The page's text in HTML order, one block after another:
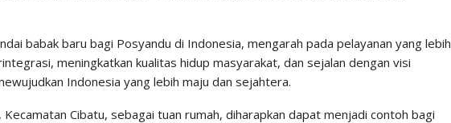
babak baru bagi Posyandu di Indonesia, mengarah pada pelayanan yang lebih
meningkatkan kualitas hidup masyarakat, dan sejalan dengan visi
Indonesia yang lebih maju dan sejahtera.
Kecamatan Cibatu, sebagai tuan rumah, diharapkan dapat menjadi contoh bagi